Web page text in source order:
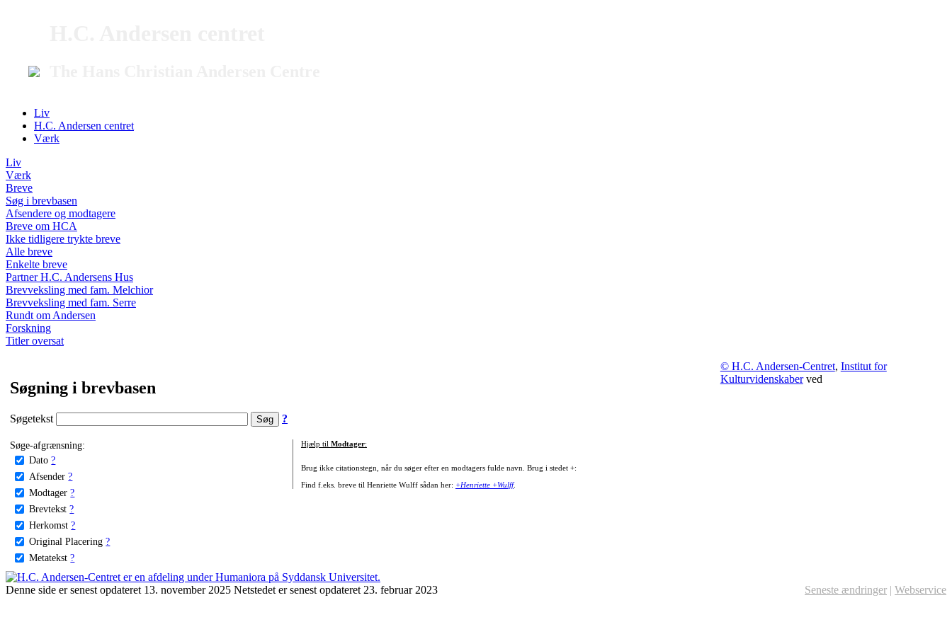
Liv
H.C. Andersen centret
Værk
Liv
Værk
Breve
Søg i brevbasen
Afsendere og modtagere
Breve om HCA
Ikke tidligere trykte breve
Alle breve
Enkelte breve
Partner H.C. Andersens Hus
Brevveksling med fam. Melchior
Brevveksling med fam. Serre
Rundt om Andersen
Forskning
Titler oversat
Søgning i brevbasen
Søgetekst ?
Søge-afgrænsning:
Dato ?
Afsender ?
Modtager ?
Brevtekst ?
Herkomst ?
Original Placering ?
Metatekst ?
Hjælp til Modtager:
Brug ikke citationstegn, når du søger efter en modtagers fulde navn. Brug i stedet +:
Find f.eks. breve til Henriette Wulff sådan her: +Henriette +Wulff.
© H.C. Andersen-Centret, Institut for
Kulturvidenskaberved
Denne side er senest opdateret 13. november 2025 Netstedet er senest opdateret 23. februar 2023 Seneste ændringer | Webservice